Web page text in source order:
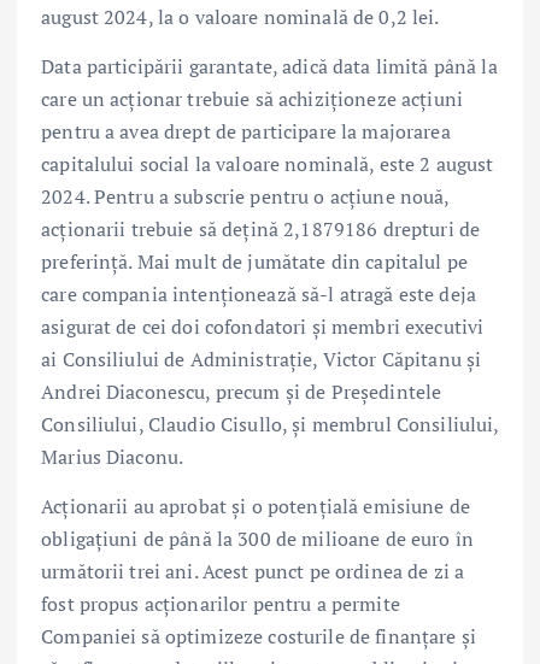
august 2024, la o valoare nominală de 0,2 lei.
Data participării garantate, adică data limită până la
care un acționar trebuie să achiziționeze acțiuni
pentru a avea drept de participare la majorarea
capitalului social la valoare nominală, este 2 august
2024. Pentru a subscrie pentru o acțiune nouă,
acționarii trebuie să dețină 2,1879186 drepturi de
preferință. Mai mult de jumătate din capitalul pe
care compania intenționează să-l atragă este deja
asigurat de cei doi cofondatori și membri executivi
ai Consiliului de Administrație, Victor Căpitanu și
Andrei Diaconescu, precum și de Președintele
Consiliului, Claudio Cisullo, și membrul Consiliului,
Marius Diaconu.
Acționarii au aprobat și o potențială emisiune de
obligațiuni de până la 300 de milioane de euro în
următorii trei ani. Acest punct pe ordinea de zi a
fost propus acționarilor pentru a permite
Companiei să optimizeze costurile de finanțare și